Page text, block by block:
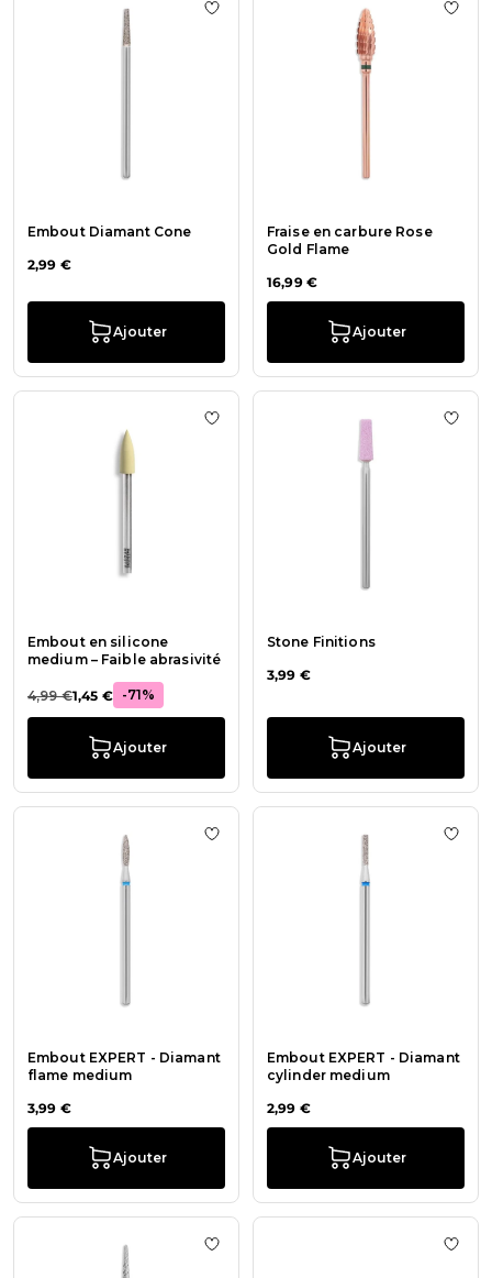
Embout Diamant Cone
2,99 €
Ajouter
Ajouter à la liste de souhaits
Fraise en carbure Rose
Gold Flame
16,99 €
Ajouter
Embout en silicone
medium – Faible abrasivité
4,99 €1,45 € -71%
Ajouter
Ajouter à la liste de souhaits
Stone Finitions
3,99 €
Ajouter
Embout EXPERT - Diamant
flame medium
3,99 €
Ajouter
Ajouter à la liste de souhaits
Embout EXPERT - Diamant
cylinder medium
2,99 €
Ajouter
Ajouter à la liste de souhaits Fraise